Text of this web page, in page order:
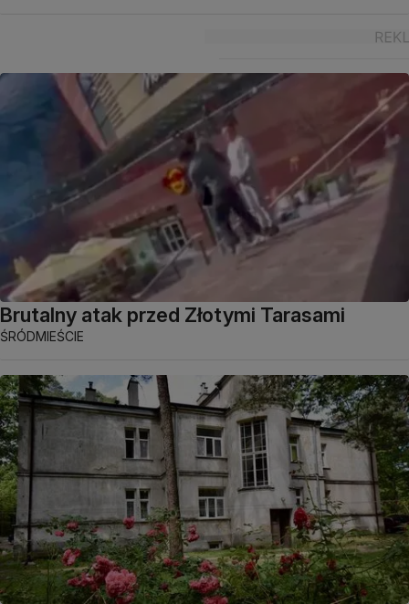
Brutalny atak przed Złotymi Tarasami
ŚRÓDMIEŚCIE